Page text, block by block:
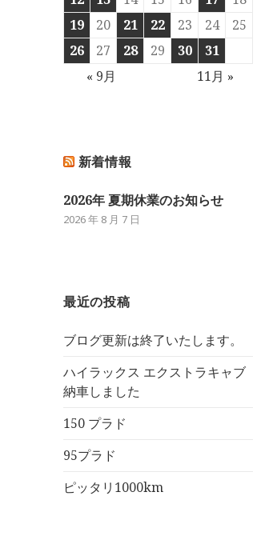
19
20 21 22 23 24
25
26
27 28 29 30
31
« 9月
11月 »
新着情報
2026年 夏期休業のお知らせ
2026 年 8 月 7 日
最近の投稿
ブログ更新は終了いたします。
ハイラックス エクストラキャブ
納車しました
150 プラド
95プラド
ピッタリ1000km